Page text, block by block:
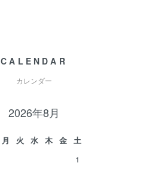
CALENDAR
カレンダー
2026年8月
月 火 水 木 金
土
1